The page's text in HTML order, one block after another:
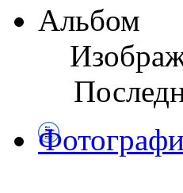
Альбом